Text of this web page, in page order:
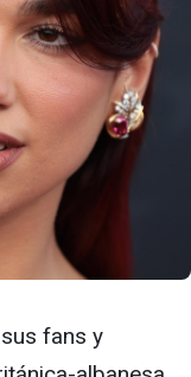
fans y